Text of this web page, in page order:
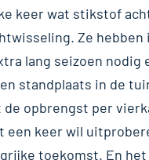
keer wat stikstof
Ze
lang seizoen nodig
standplaats in de
opbrengst per
keer wil
toekomst. En het